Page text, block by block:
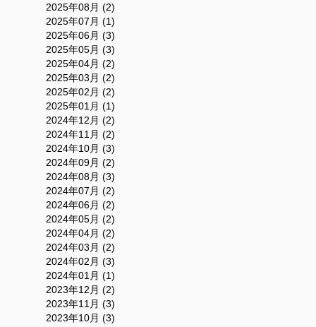
2025年08月 (2)
2025年07月 (1)
2025年06月 (3)
2025年05月 (3)
2025年04月 (2)
2025年03月 (2)
2025年02月 (2)
2025年01月 (1)
2024年12月 (2)
2024年11月 (2)
2024年10月 (3)
2024年09月 (2)
2024年08月 (3)
2024年07月 (2)
2024年06月 (2)
2024年05月 (2)
2024年04月 (2)
2024年03月 (2)
2024年02月 (3)
2024年01月 (1)
2023年12月 (2)
2023年11月 (3)
2023年10月 (3)